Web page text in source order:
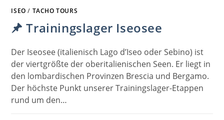
ISEO / TACHO TOURS
Trainingslager Iseosee
Der Iseosee (italienisch Lago d’Iseo oder Sebino) ist
der viertgrößte der oberitalienischen Seen. Er liegt in
den lombardischen Provinzen Brescia und Bergamo.
Der höchste Punkt unserer Trainingslager-Etappen
rund um den…